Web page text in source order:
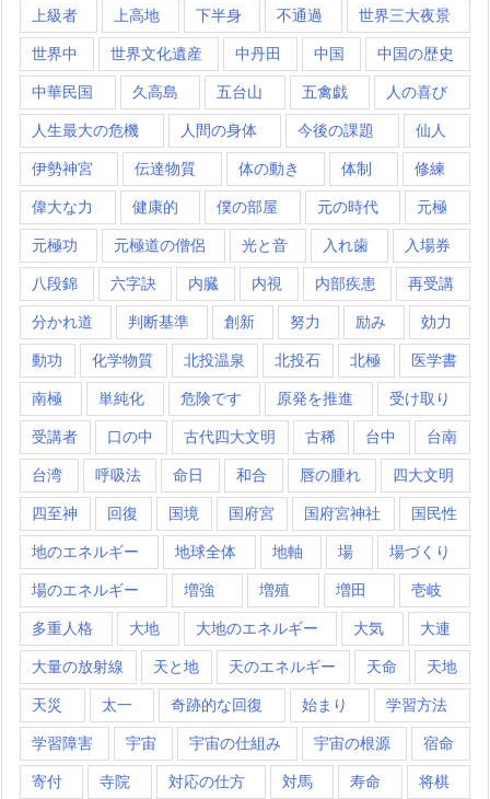
上級者 上高地 下半身 不通過 世界三大夜景
世界中 世界文化遺産 中丹田 中国 中国の歴史
中華民国 久高島 五台山 五禽戯 人の喜び
人生最大の危機 人間の身体 今後の課題 仙人
伊勢神宮 伝達物質 体の動き 体制 修練
偉大な力 健康的 僕の部屋 元の時代 元極
元極功 元極道の僧侶 光と音 入れ歯 入場券
八段錦 六字訣 内臓 内視 内部疾患 再受講
分かれ道 判断基準 創新 努力 励み 効力
動功 化学物質 北投温泉 北投石 北極 医学書
南極 単純化 危険です 原発を推進 受け取り
受講者 口の中 古代四大文明 古稀 台中 台南
台湾 呼吸法 命日 和合 唇の腫れ 四大文明
四至神 回復 国境 国府宮 国府宮神社 国民性
地のエネルギー 地球全体 地軸 場 場づくり
場のエネルギー 増強 増殖 増田 壱岐
多重人格 大地 大地のエネルギー 大気 大連
大量の放射線 天と地 天のエネルギー 天命 天地
天災 太一 奇跡的な回復 始まり 学習方法
学習障害 宇宙 宇宙の仕組み 宇宙の根源 宿命
寄付 寺院 対応の仕方 対馬 寿命 将棋